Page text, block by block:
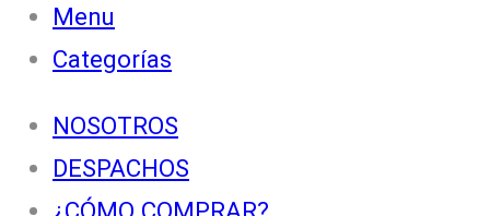
Menu
Categorías
NOSOTROS
DESPACHOS